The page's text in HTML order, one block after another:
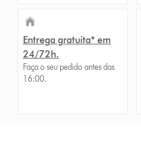
Entrega gratuita* em
24/72h.
Faça o seu pedido antes das
16:00.